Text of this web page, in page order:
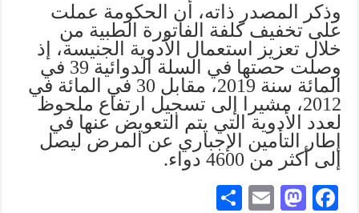
وذكر المصدر ذاته، أن الحكومة عملت
على تخفيف كلفة الفاتورة الطبية من
خلال تعزيز استعمال الأدوية الجنيسة، إذ
وصلت حصتها في السلة الدوائية 39 في
المائة سنة 2019، مقابل 30 في المائة في
2012، مشيرا إلى تسجيل ارتفاع ملحوظ
لعدد الأدوية التي يتم التعويض عنها في
إطار التأمين الإجباري عن المرض ليصل
إلى أكثر من 4600 دواء.
Fa
M
E